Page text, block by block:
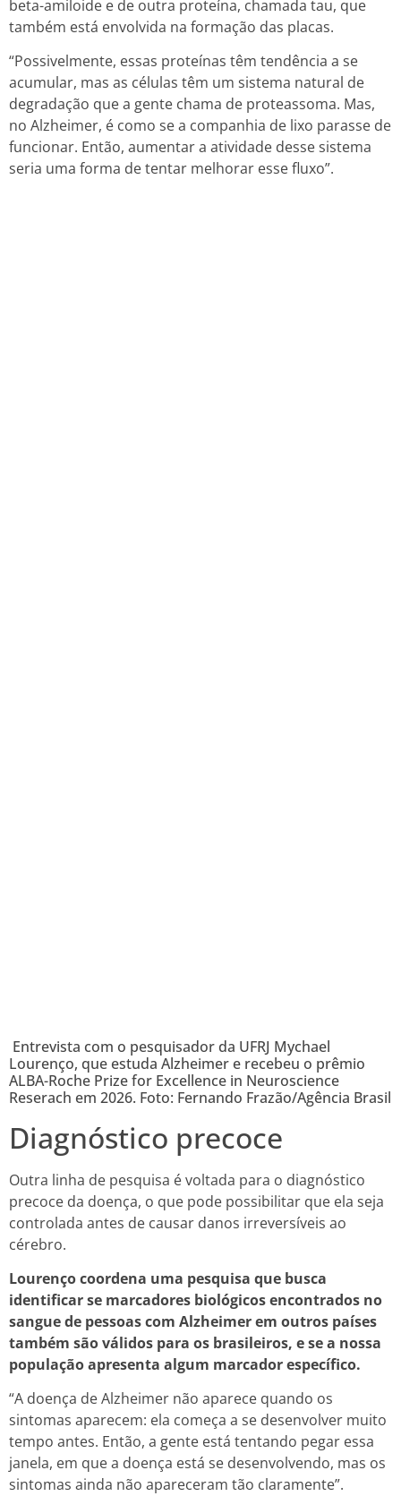
beta-amiloide e de outra proteína, chamada tau, que
também está envolvida na formação das placas.
“Possivelmente, essas proteínas têm tendência a se
acumular, mas as células têm um sistema natural de
degradação que a gente chama de proteassoma. Mas,
no Alzheimer, é como se a companhia de lixo parasse de
funcionar. Então, aumentar a atividade desse sistema
seria uma forma de tentar melhorar esse fluxo”.
Entrevista com o pesquisador da UFRJ Mychael
Lourenço, que estuda Alzheimer e recebeu o prêmio
ALBA-Roche Prize for Excellence in Neuroscience
Reserach em 2026. Foto: Fernando Frazão/Agência Brasil
Diagnóstico precoce
Outra linha de pesquisa é voltada para o diagnóstico
precoce da doença, o que pode possibilitar que ela seja
controlada antes de causar danos irreversíveis ao
cérebro.
Lourenço coordena uma pesquisa que busca
identificar se marcadores biológicos encontrados no
sangue de pessoas com Alzheimer em outros países
também são válidos para os brasileiros, e se a nossa
população apresenta algum marcador específico.
“A doença de Alzheimer não aparece quando os
sintomas aparecem: ela começa a se desenvolver muito
tempo antes. Então, a gente está tentando pegar essa
janela, em que a doença está se desenvolvendo, mas os
sintomas ainda não apareceram tão claramente”.